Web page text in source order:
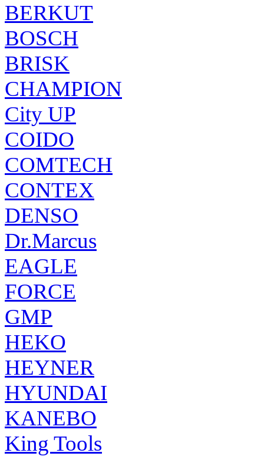
BERKUT
BOSCH
BRISK
CHAMPION
City UP
COIDO
COMTECH
CONTEX
DENSO
Dr.Marcus
EAGLE
FORCE
GMP
HEKO
HEYNER
HYUNDAI
KANEBO
King Tools